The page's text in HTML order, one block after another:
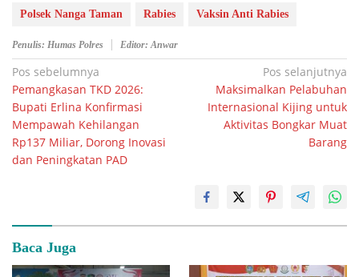
Polsek Nanga Taman Rabies Vaksin Anti Rabies
Penulis: Humas Polres Editor: Anwar
Navigasi
pos
Pos sebelumnya
Pemangkasan TKD 2026:
Bupati Erlina Konfirmasi
Mempawah Kehilangan
Rp137 Miliar, Dorong Inovasi
dan Peningkatan PAD
Pos selanjutnya
Maksimalkan Pelabuhan
Internasional Kijing untuk
Aktivitas Bongkar Muat
Barang
Baca Juga